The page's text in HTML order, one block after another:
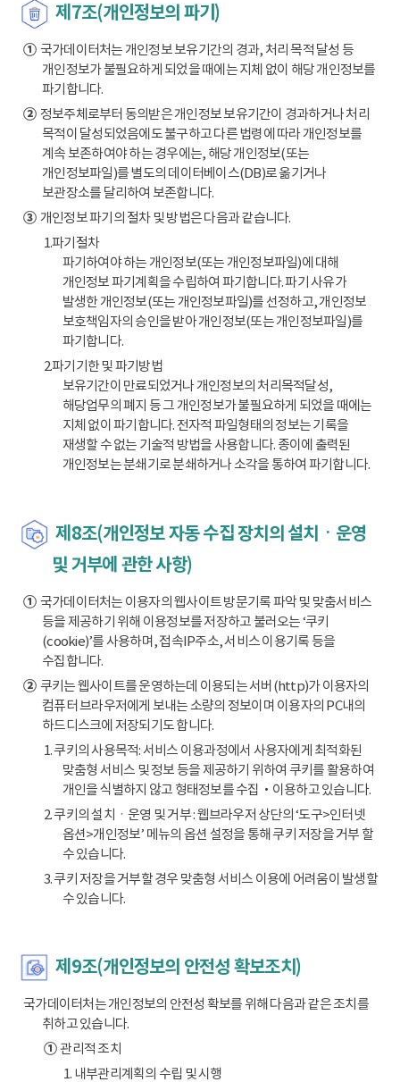
제7조(개인정보의 파기)
①국가데이터처는 개인정보 보유기간의 경과, 처리 목적 달성 등
개인정보가 불필요하게 되었을 때에는 지체 없이 해당 개인정보를
파기합니다.
②정보주체로부터 동의받은 개인정보 보유기간이 경과하거나 처리
목적이 달성되었음에도 불구하고 다른 법령에 따라 개인정보를
계속 보존하여야 하는 경우에는, 해당 개인정보(또는
개인정보파일)를 별도의 데이터베이스(DB)로 옮기거나
보관장소를 달리하여 보존합니다.
③개인정보 파기의 절차 및 방법은 다음과 같습니다.
1.파기절차
파기하여야 하는 개인정보(또는 개인정보파일)에 대해
개인정보 파기계획을 수립하여 파기합니다. 파기 사유가
발생한 개인정보(또는 개인정보파일)를 선정하고, 개인정보
보호책임자의 승인을 받아 개인정보(또는 개인정보파일)를
파기합니다.
2.파기기한 및 파기방법
보유기간이 만료되었거나 개인정보의 처리목적달성,
해당업무의 폐지 등 그 개인정보가 불필요하게 되었을 때에는
지체 없이 파기합니다. 전자적 파일형태의 정보는 기록을
재생할 수 없는 기술적 방법을 사용합니다. 종이에 출력된
개인정보는 분쇄기로 분쇄하거나 소각을 통하여 파기합니다.
제8조(개인정보 자동 수집 장치의 설치ㆍ운영
및 거부에 관한 사항)
①국가데이터처는 이용자의 웹사이트 방문기록 파악 및 맞춤서비스
등을 제공하기 위해 이용정보를 저장하고 불러오는 ‘쿠키
(cookie)’를 사용하며, 접속IP주소, 서비스 이용기록 등을
수집합니다.
②쿠키는 웹사이트를 운영하는데 이용되는 서버(http)가 이용자의
컴퓨터 브라우저에게 보내는 소량의 정보이며 이용자의 PC내의
하드디스크에 저장되기도 합니다.
1. 쿠키의 사용목적: 서비스 이용과정에서 사용자에게 최적화된
맞춤형 서비스 및 정보 등을 제공하기 위하여 쿠키를 활용하여
개인을 식별하지 않고 형태정보를 수집‧이용하고 있습니다.
2. 쿠키의 설치ㆍ운영 및 거부 : 웹브라우저 상단의 ‘도구>인터넷
옵션>개인정보’ 메뉴의 옵션 설정을 통해 쿠키 저장을 거부 할
수 있습니다.
3. 쿠키 저장을 거부할 경우 맞춤형 서비스 이용에 어려움이 발생할
수 있습니다.
제9조(개인정보의 안전성 확보조치)
국가데이터처는 개인정보의 안전성 확보를 위해 다음과 같은 조치를
취하고 있습니다.
①관리적 조치
1. 내부관리계획의 수립 및 시행